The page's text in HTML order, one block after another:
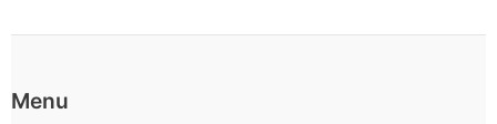
Menu